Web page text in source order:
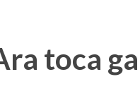
toca